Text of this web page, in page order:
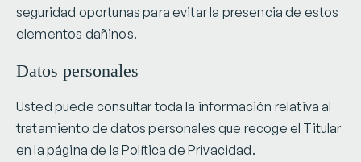
seguridad oportunas para evitar la presencia de estos
elementos dañinos.
Datos personales
Usted puede consultar toda la información relativa al
tratamiento de datos personales que recoge el Titular
en la página de la Política de Privacidad.